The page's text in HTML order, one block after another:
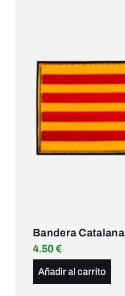
Bandera Catalana
4.50 €
Añadir al carrito